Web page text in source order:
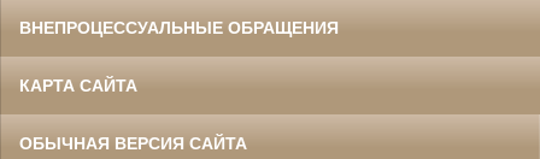
ВНЕПРОЦЕССУАЛЬНЫЕ ОБРАЩЕНИЯ
КАРТА САЙТА
ОБЫЧНАЯ ВЕРСИЯ САЙТА